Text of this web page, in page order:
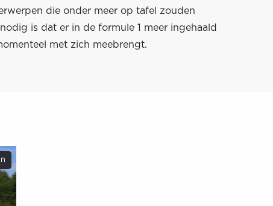
die onder meer op tafel zouden
is dat er in de formule 1 meer ingehaald
met zich meebrengt.